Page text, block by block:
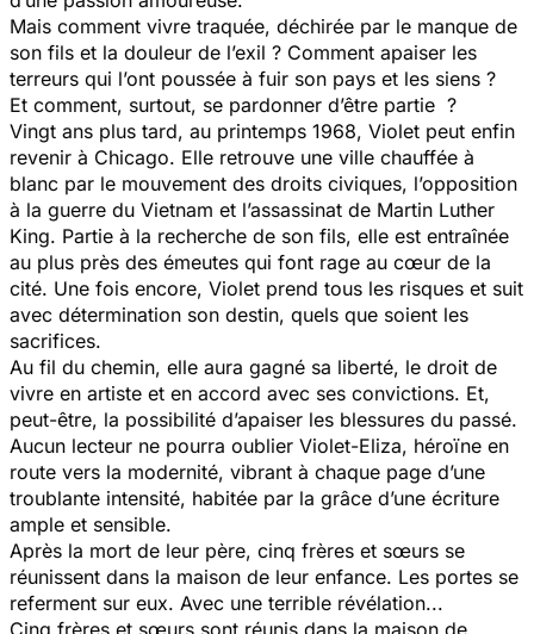
Mais comment vivre traquée, déchirée par le manque de
son fils et la douleur de l’exil ? Comment apaiser les
terreurs qui l’ont poussée à fuir son pays et les siens ?
Et comment, surtout, se pardonner d’être partie ?
Vingt ans plus tard, au printemps 1968, Violet peut enfin
revenir à Chicago. Elle retrouve une ville chauffée à
blanc par le mouvement des droits civiques, l’opposition
à la guerre du Vietnam et l’assassinat de Martin Luther
King. Partie à la recherche de son fils, elle est entraînée
au plus près des émeutes qui font rage au cœur de la
cité. Une fois encore, Violet prend tous les risques et suit
avec détermination son destin, quels que soient les
sacrifices.
Au fil du chemin, elle aura gagné sa liberté, le droit de
vivre en artiste et en accord avec ses convictions. Et,
peut-être, la possibilité d’apaiser les blessures du passé.
Aucun lecteur ne pourra oublier Violet-Eliza, héroïne en
route vers la modernité, vibrant à chaque page d’une
troublante intensité, habitée par la grâce d’une écriture
ample et sensible.
Après la mort de leur père, cinq frères et sœurs se
réunissent dans la maison de leur enfance. Les portes se
referment sur eux. Avec une terrible révélation...